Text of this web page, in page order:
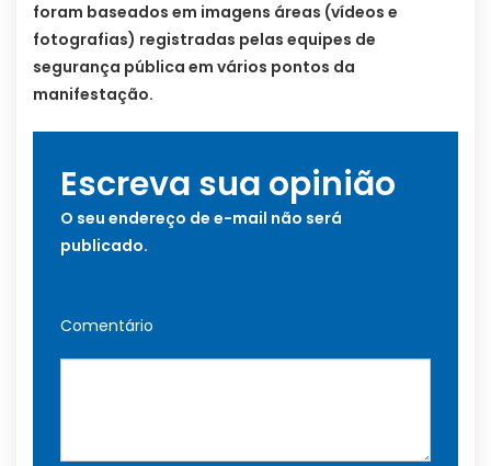
foram baseados em imagens áreas (vídeos e
fotografias) registradas pelas equipes de
segurança pública em vários pontos da
manifestação.
Escreva sua opinião
O seu endereço de e-mail não será
publicado.
Comentário